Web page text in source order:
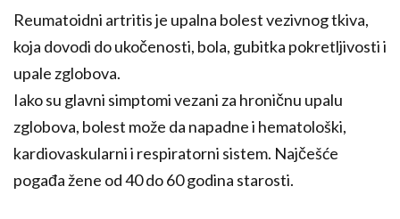
Reumatoidni artritis je upalna bolest vezivnog tkiva,
koja dovodi do ukočenosti, bola, gubitka pokretljivosti i
upale zglobova.
Iako su glavni simptomi vezani za hroničnu upalu
zglobova, bolest može da napadne i hematološki,
kardiovaskularni i respiratorni sistem. Najčešće
pogađa žene od 40 do 60 godina starosti.